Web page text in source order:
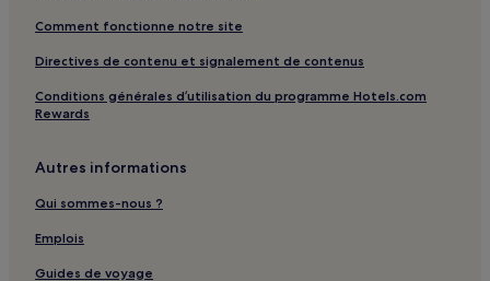
Comment fonctionne notre site
Directives de contenu et signalement de contenus
Conditions générales d’utilisation du programme Hotels.com
Rewards
Autres informations
Qui sommes-nous ?
Emplois
Guides de voyage